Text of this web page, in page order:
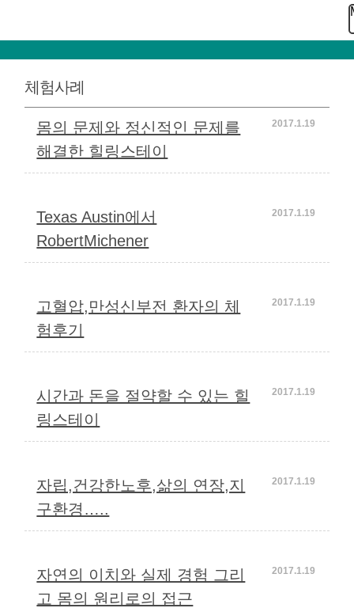
체험사례
2017.1.19
몸의 문제와 정신적인 문제를
해결한 힐링스테이
2017.1.19
Texas Austin에서
RobertMichener
2017.1.19
고혈압,만성신부전 환자의 체
험후기
2017.1.19
시간과 돈을 절약할 수 있는 힐
링스테이
2017.1.19
자립,건강한노후,삶의 연장,지
구환경…..
2017.1.19
자연의 이치와 실제 경험 그리
고 몸의 원리로의 접근